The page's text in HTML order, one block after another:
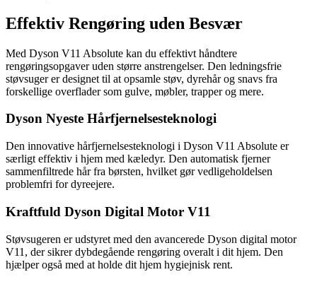
Effektiv Rengøring uden Besvær
Med Dyson V11 Absolute kan du effektivt håndtere
rengøringsopgaver uden større anstrengelser. Den ledningsfrie
støvsuger er designet til at opsamle støv, dyrehår og snavs fra
forskellige overflader som gulve, møbler, trapper og mere.
Dyson Nyeste Hårfjernelsesteknologi
Den innovative hårfjernelsesteknologi i Dyson V11 Absolute er
særligt effektiv i hjem med kæledyr. Den automatisk fjerner
sammenfiltrede hår fra børsten, hvilket gør vedligeholdelsen
problemfri for dyreejere.
Kraftfuld Dyson Digital Motor V11
Støvsugeren er udstyret med den avancerede Dyson digital motor
V11, der sikrer dybdegående rengøring overalt i dit hjem. Den
hjælper også med at holde dit hjem hygiejnisk rent.